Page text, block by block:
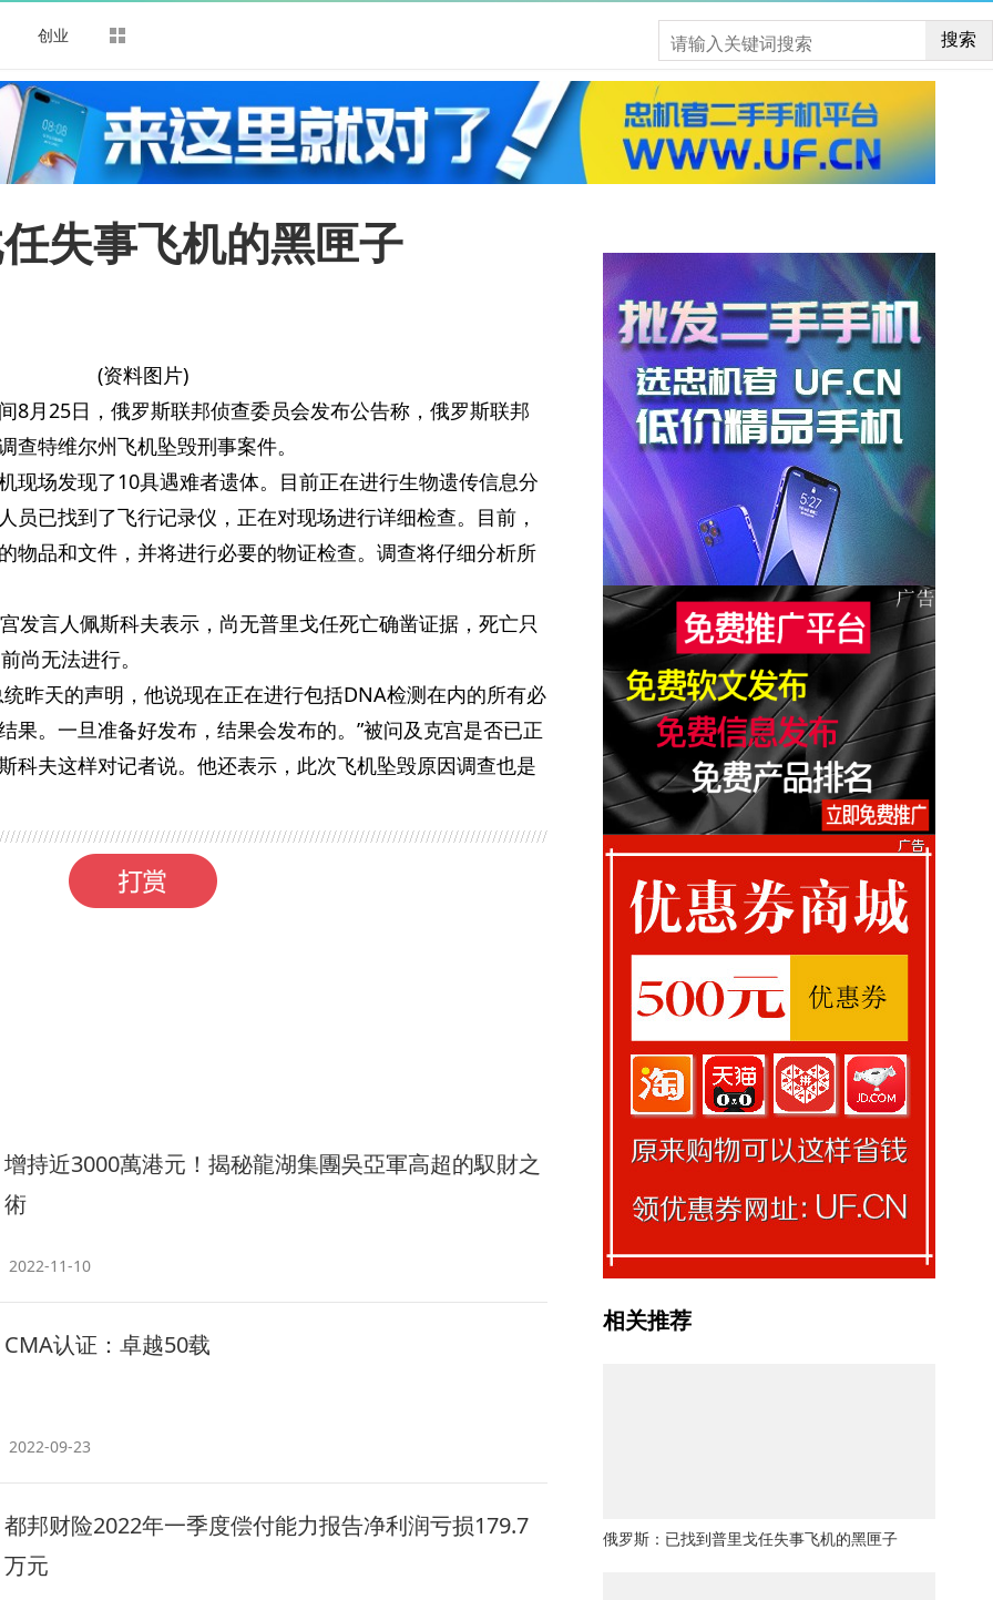
创业 搜索
失事飞机的黑匣子
(资料图片)
8月25日，俄罗斯联邦侦查委员会发布公告称，俄罗斯联邦
查特维尔州飞机坠毁刑事案件。
现场发现了10具遇难者遗体。目前正在进行生物遗传信息分
员已找到了飞行记录仪，正在对现场进行详细检查。目前，
物品和文件，并将进行必要的物证检查。调查将仔细分析所
发言人佩斯科夫表示，尚无普里戈任死亡确凿证据，死亡只
尚无法进行。
昨天的声明，他说现在正在进行包括DNA检测在内的所有必
果。一旦准备好发布，结果会发布的。”被问及克宫是否已正
科夫这样对记者说。他还表示，此次飞机坠毁原因调查也是
增持近3000萬港元！揭秘龍湖集團吳亞軍高超的馭財之
術
2022-11-10
CMA认证：卓越50载
2022-09-23
都邦财险2022年一季度偿付能力报告净利润亏损179.7
万元
相关推荐
俄罗斯：已找到普里戈任失事飞机的黑匣子